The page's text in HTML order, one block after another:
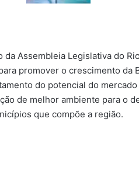
Assembleia Legislativa do
promover o crescimento da
do potencial do
de melhor ambiente para o
que compõe a região.